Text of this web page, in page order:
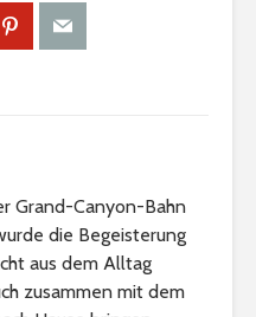
Grand-Canyon-Bahn
die Begeisterung
aus dem Alltag
zusammen mit dem